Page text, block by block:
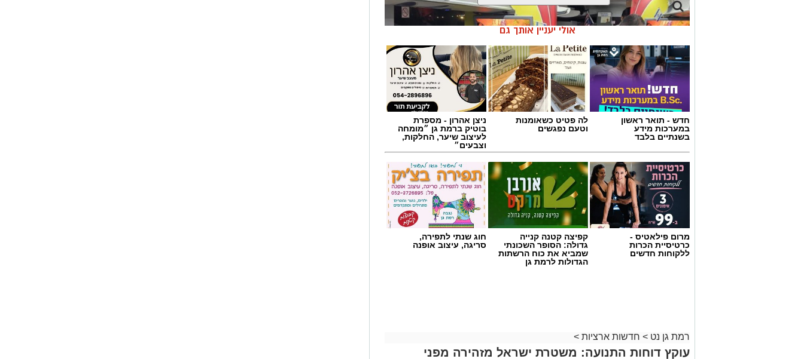
צילום: מד"א הצלה דרום
מגן דוד אדום פרסם הבוקר קריאה דחופה לציבור להגיע באופן מיידי לתחנות
התרמת הדם ברחבי הארץ, בעקבות מחסור חמור במנות דם. במד”א מזהירים כי
מלאי הדם בבנק הדם הלאומי הולך ואוזל, ומקררי בנק הדם מתרוקנים במהירות,
בין היתר בשל חופשות ועומסי החום.
אולי יעניין אותך גם
חדש - תואר ראשון
במערכות מידע
בשנתיים בלבד
לה פטיט כשאומנות
וטעם נפגשים
ניצן אהרון - מספרת
בוטיק ברמת גן ״מומחה
לעיצוב שיער, החלקות,
וצבעים״
מרום פילאטיס -
כרטיסיית הכרות
ללקוחות חדשים
קפיצה קטנה קנייה
גדולה: הסופר השכונתי
שמביא את כוח הרשתות
הגדולות לרמת גן
חוג שנתי לתפירה,
סריגה, עיצוב אופנה
רמת גן נט > חדשות ארציות >
עוקץ דוחות התנועה: משטרת ישראל מזהירה מפני